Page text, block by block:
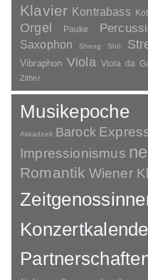
Klavier Kontrabass
Orgel Pauke
Saxophon Sheng Shō
Vibraphon Viola Viola da
Zither
Musikepoche
Akkadzeit Barock
Impressionismus
Romantik Wiener